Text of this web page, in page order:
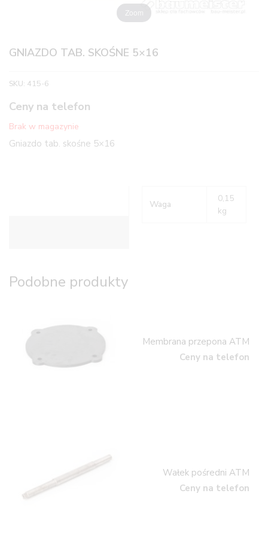
Zoom
GNIAZDO TAB. SKOŚNE 5×16
SKU: 415-6
Ceny na telefon
Brak w magazynie
Gniazdo tab. skośne 5×16
Waga
0,15
kg
Podobne produkty
Membrana przepona ATM
Ceny na telefon
Wałek pośredni ATM
Ceny na telefon